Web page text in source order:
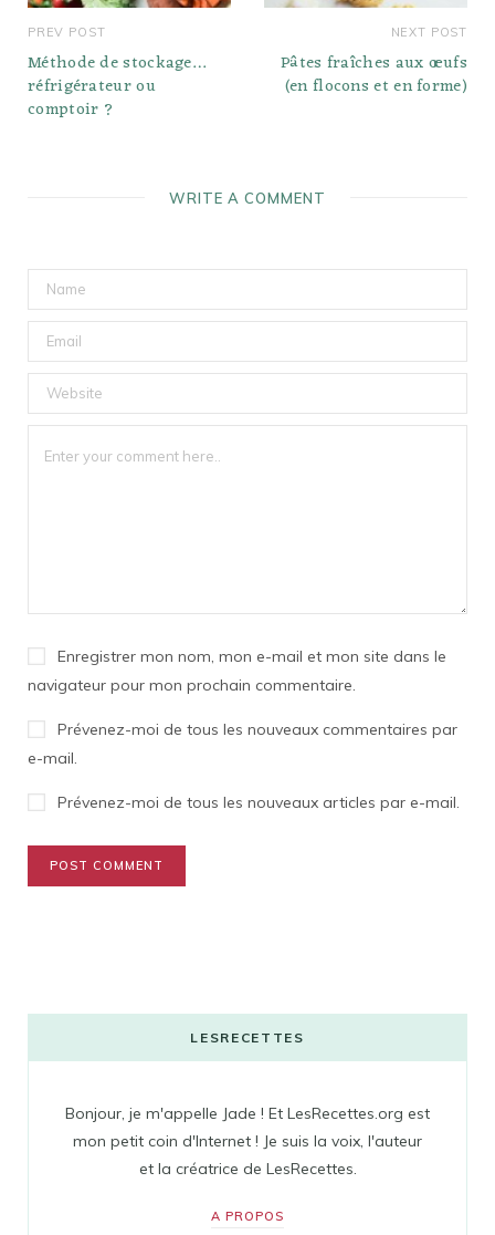
PREV POST
Méthode de stockage…
réfrigérateur ou
comptoir ?
NEXT POST
Pâtes fraîches aux œufs
(en flocons et en forme)
WRITE A COMMENT
Enregistrer mon nom, mon e-mail et mon site dans le
navigateur pour mon prochain commentaire.
Prévenez-moi de tous les nouveaux commentaires par
e-mail.
Prévenez-moi de tous les nouveaux articles par e-mail.
LESRECETTES
Bonjour, je m'appelle Jade ! Et LesRecettes.org est
mon petit coin d'Internet ! Je suis la voix, l'auteur
et la créatrice de LesRecettes.
A PROPOS